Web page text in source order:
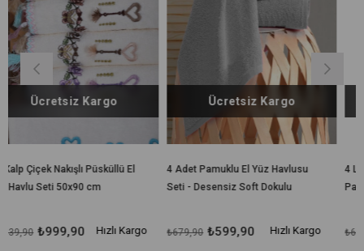
El
Kargo
4 Adet Pamuklu El Yüz Havlusu
Seti - Desensiz Soft Dokulu
₺599,90
₺679,90
Ücretsiz Kargo
Hızlı Kargo
4 Lü El Yüz Havlu Seti
Pamuklu 50x85 Cm
₺529,90
₺649,90
Ücretsiz